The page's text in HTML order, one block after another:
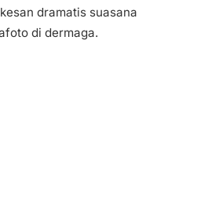
dramatis suasana
di dermaga.